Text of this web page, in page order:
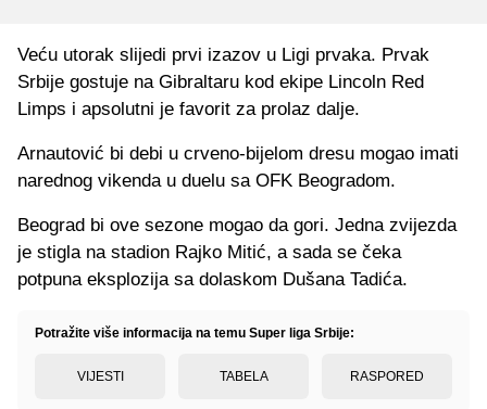
Veću utorak slijedi prvi izazov u Ligi prvaka. Prvak
Srbije gostuje na Gibraltaru kod ekipe Lincoln Red
Limps i apsolutni je favorit za prolaz dalje.
Arnautović bi debi u crveno-bijelom dresu mogao imati
narednog vikenda u duelu sa OFK Beogradom.
Beograd bi ove sezone mogao da gori. Jedna zvijezda
je stigla na stadion Rajko Mitić, a sada se čeka
potpuna eksplozija sa dolaskom Dušana Tadića.
Potražite više informacija na temu Super liga Srbije:
VIJESTI TABELA RASPORED